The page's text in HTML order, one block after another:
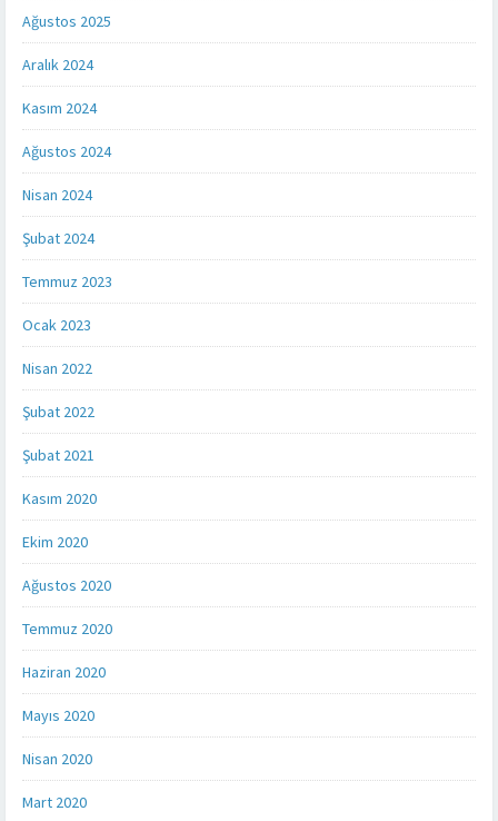
Ağustos 2025
Aralık 2024
Kasım 2024
Ağustos 2024
Nisan 2024
Şubat 2024
Temmuz 2023
Ocak 2023
Nisan 2022
Şubat 2022
Şubat 2021
Kasım 2020
Ekim 2020
Ağustos 2020
Temmuz 2020
Haziran 2020
Mayıs 2020
Nisan 2020
Mart 2020